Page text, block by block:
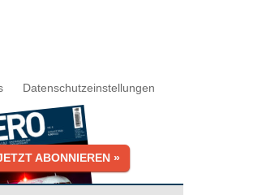
Datenschutzeinstellungen
ABONNIEREN »